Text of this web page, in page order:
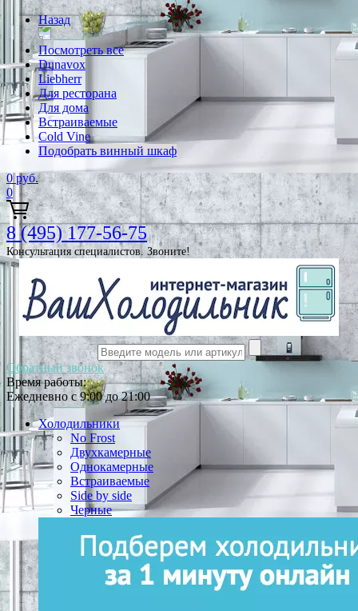
Назад
Посмотреть все
Dunavox
Liebherr
Для ресторана
Для дома
Встраиваемые
Cold Vine
Подобрать винный шкаф
0 руб.
0
8 (495) 177-56-75
Консультация специалистов. Звоните!
Обратный звонок
Время работы:
Ежедневно с 9:00 до 21:00
Холодильники
No Frost
Двухкамерные
Однокамерные
Встраиваемые
Side by side
Черные